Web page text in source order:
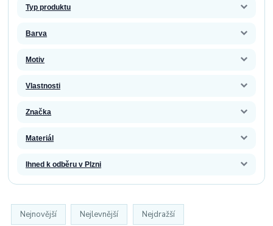
Typ produktu
Barva
Motiv
Vlastnosti
Značka
Materiál
Ihned k odběru v Plzni
Nejnovější Nejlevnější Nejdražší